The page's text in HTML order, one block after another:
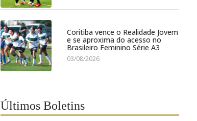
Coritiba vence o Realidade Jovem
e se aproxima do acesso no
Brasileiro Feminino Série A3
03/08/2026
Últimos Boletins